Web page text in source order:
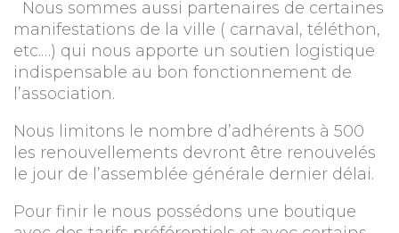
Nous sommes aussi partenaires de certaines
manifestations de la ville ( carnaval, téléthon,
etc.…) qui nous apporte un soutien logistique
indispensable au bon fonctionnement de
l’association.
Nous limitons le nombre d’adhérents à 500
les renouvellements devront être renouvelés
le jour de l’assemblée générale dernier délai.
Pour finir le nous possédons une boutique